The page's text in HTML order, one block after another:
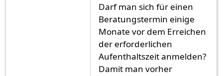
Darf man sich für einen
Beratungstermin einige
Monate vor dem Erreichen
der erforderlichen
Aufenthaltszeit anmelden?
Damit man vorher